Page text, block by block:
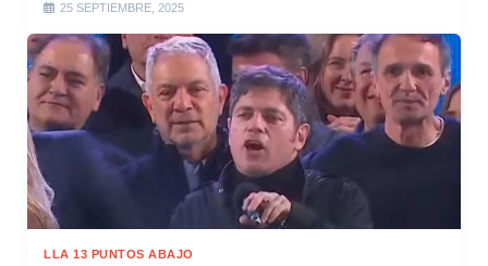
25 SEPTIEMBRE, 2025
LLA 13 PUNTOS ABAJO